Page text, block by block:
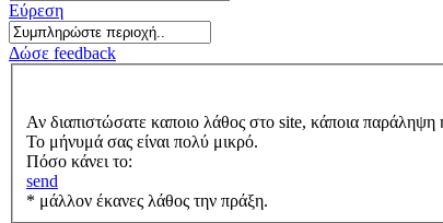
Εύρεση
Δώσε feedback
Αν διαπιστώσατε καποιο λάθος στο site, κάποια παράληψη
Το μήνυμά σας είναι πολύ μικρό.
Πόσο κάνει το:
send
* μάλλον έκανες λάθος την πράξη.